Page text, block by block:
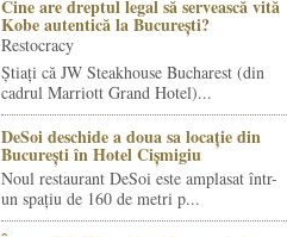
Cine are dreptul legal să servească vită
Kobe autentică la București?
Restocracy
Știați că JW Steakhouse Bucharest (din
cadrul Marriott Grand Hotel)...
DeSoi deschide a doua sa locație din
București în Hotel Cișmigiu
Noul restaurant DeSoi este amplasat într-
un spațiu de 160 de metri p...